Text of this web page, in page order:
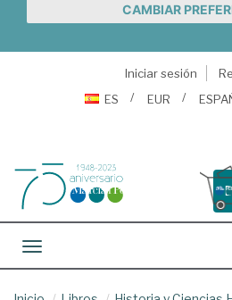
CAMBIAR
Iniciar sesión
ES
EUR
Toggle navigation